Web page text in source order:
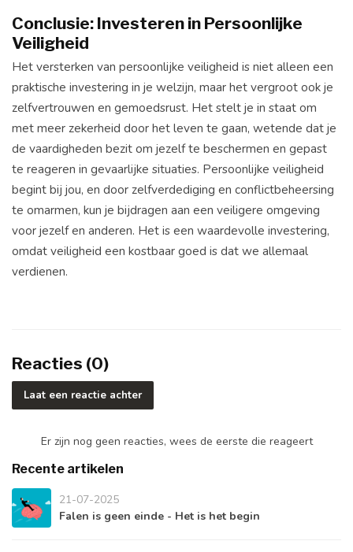
Conclusie: Investeren in Persoonlijke
Veiligheid
Het versterken van persoonlijke veiligheid is niet alleen een
praktische investering in je welzijn, maar het vergroot ook je
zelfvertrouwen en gemoedsrust. Het stelt je in staat om
met meer zekerheid door het leven te gaan, wetende dat je
de vaardigheden bezit om jezelf te beschermen en gepast
te reageren in gevaarlijke situaties. Persoonlijke veiligheid
begint bij jou, en door zelfverdediging en conflictbeheersing
te omarmen, kun je bijdragen aan een veiligere omgeving
voor jezelf en anderen. Het is een waardevolle investering,
omdat veiligheid een kostbaar goed is dat we allemaal
verdienen.
Reacties (0)
Laat een reactie achter
Er zijn nog geen reacties, wees de eerste die reageert
Recente artikelen
21-07-2025
Falen is geen einde - Het is het begin